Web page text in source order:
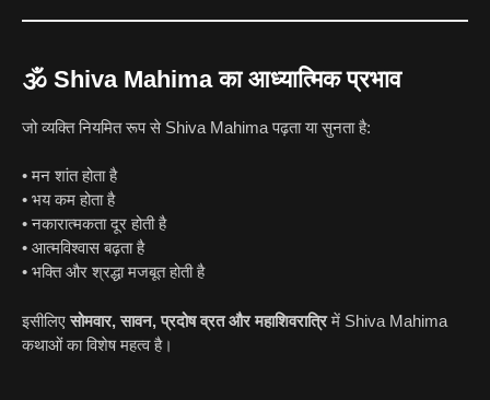
🕉️ Shiva Mahima का आध्यात्मिक प्रभाव
जो व्यक्ति नियमित रूप से Shiva Mahima पढ़ता या सुनता है:
• मन शांत होता है
• भय कम होता है
• नकारात्मकता दूर होती है
• आत्मविश्वास बढ़ता है
• भक्ति और श्रद्धा मजबूत होती है
इसीलिएसोमवार, सावन, प्रदोष व्रत और महाशिवरात्रिमें Shiva Mahima
कथाओं का विशेष महत्व है।